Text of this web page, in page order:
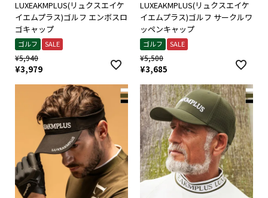
LUXEAKMPLUS(リュクスエイケ
イエムプラス)ゴルフ エンボスロ
ゴキャップ
ゴルフ SALE
¥5,940
¥3,979
LUXEAKMPLUS(リュクスエイケ
イエムプラス)ゴルフ サークルワ
ッペンキャップ
ゴルフ SALE
¥5,500
¥3,685